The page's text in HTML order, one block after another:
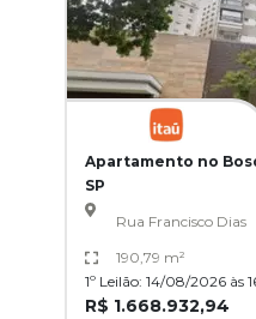
Apartamento no
SP
Rua Francisco Dias
190,79 m²
1º Leilão: 14/08/2026 às
R$ 1.668.932,94